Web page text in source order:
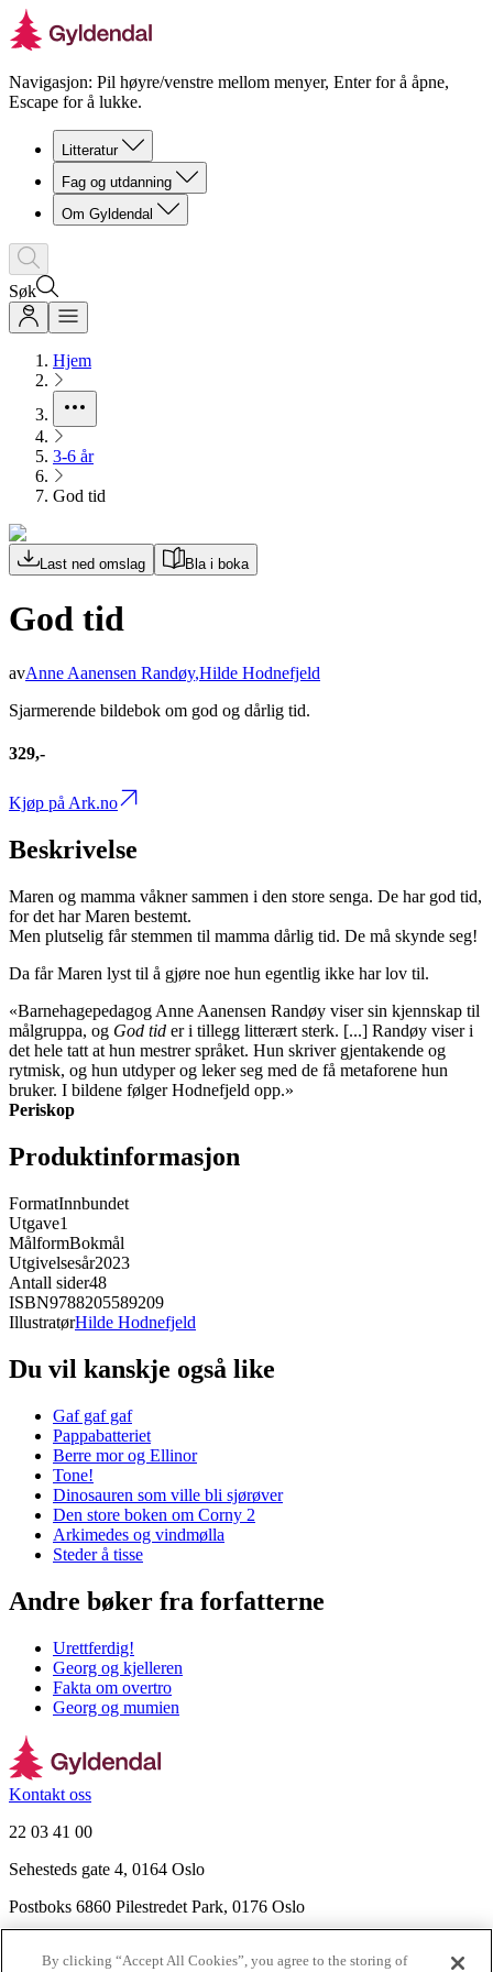
Navigasjon: Pil høyre/venstre mellom menyer, Enter for å åpne,
Escape for å lukke.
Litteratur
Fag og utdanning
Om Gyldendal
Søk
Hjem
3-6 år
God tid
Last ned omslag Bla i boka
God tid
avAnne Aanensen Randøy,Hilde Hodnefjeld
Sjarmerende bildebok om god og dårlig tid.
329,-
Kjøp på Ark.no
Beskrivelse
Maren og mamma våkner sammen i den store senga. De har god tid,
for det har Maren bestemt.
Men plutselig får stemmen til mamma dårlig tid. De må skynde seg!
Da får Maren lyst til å gjøre noe hun egentlig ikke har lov til.
«Barnehagepedagog Anne Aanensen Randøy viser sin kjennskap til
målgruppa, og God tid er i tillegg litterært sterk. [...] Randøy viser i
det hele tatt at hun mestrer språket. Hun skriver gjentakende og
rytmisk, og hun utdyper og leker seg med de få metaforene hun
bruker. I bildene følger Hodnefjeld opp.»
Periskop
Produktinformasjon
FormatInnbundet
Utgave1
MålformBokmål
Utgivelsesår2023
Antall sider48
ISBN9788205589209
IllustratørHilde Hodnefjeld
Du vil kanskje også like
Gaf gaf gaf
Pappabatteriet
Berre mor og Ellinor
Tone!
Dinosauren som ville bli sjørøver
Den store boken om Corny 2
Arkimedes og vindmølla
Steder å tisse
Andre bøker fra forfatterne
Urettferdig!
Georg og kjelleren
Fakta om overtro
Georg og mumien
Kontakt oss
22 03 41 00
Sehesteds gate 4, 0164 Oslo
Postboks 6860 Pilestredet Park, 0176 Oslo
By clicking “Accept All Cookies”, you agree to the storing of